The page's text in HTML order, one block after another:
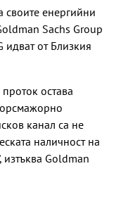
своите енергийни
Sachs Group
идват от Близкия
остава
канал са не
наличност на
изтъква Goldman